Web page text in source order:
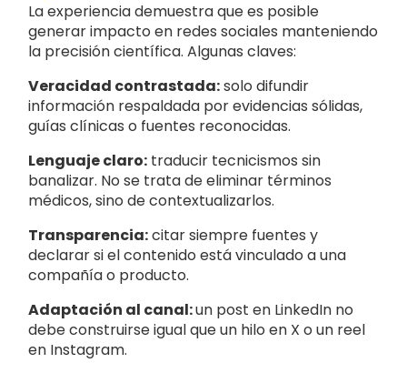
La experiencia demuestra que es posible
generar impacto en redes sociales manteniendo
la precisión científica. Algunas claves:
Veracidad contrastada:solo difundir
información respaldada por evidencias sólidas,
guías clínicas o fuentes reconocidas.
Lenguaje claro: traducir tecnicismos sin
banalizar. No se trata de eliminar términos
médicos, sino de contextualizarlos.
Transparencia:citar siempre fuentes y
declarar si el contenido está vinculado a una
compañía o producto.
Adaptación al canal:un post en LinkedIn no
debe construirse igual que un hilo en X o un reel
en Instagram.